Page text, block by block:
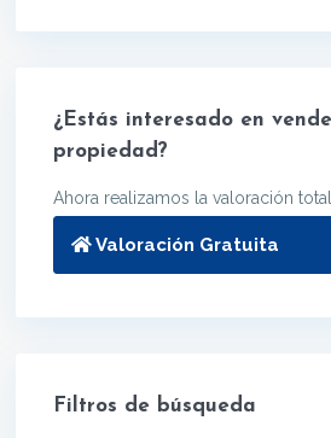
¿Estás interesado en
propiedad?
Ahora realizamos la valoración
Valoración Gratuita
Filtros de búsqueda